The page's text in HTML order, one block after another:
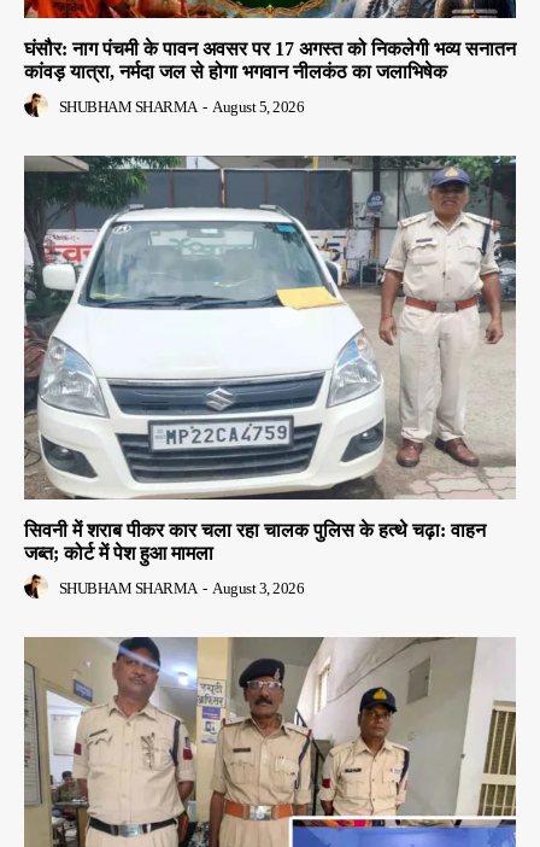
घंसौर: नाग पंचमी के पावन अवसर पर 17 अगस्त को निकलेगी भव्य सनातन
कांवड़ यात्रा, नर्मदा जल से होगा भगवान नीलकंठ का जलाभिषेक
SHUBHAM SHARMA - August 5, 2026
सिवनी में शराब पीकर कार चला रहा चालक पुलिस के हत्थे चढ़ा: वाहन
जब्त; कोर्ट में पेश हुआ मामला
SHUBHAM SHARMA - August 3, 2026